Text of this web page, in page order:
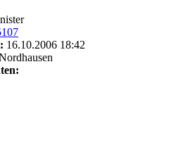
16.10.2006 18:42